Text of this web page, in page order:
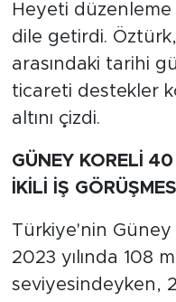
Heyeti düzenleme
dile getirdi.
arasındaki tarihi
ticareti destekler
altını çizdi.
GÜNEY KORELİ
İKİLİ İŞ
Türkiye'nin Güney
2023 yılında 108
seviyesindeyken,